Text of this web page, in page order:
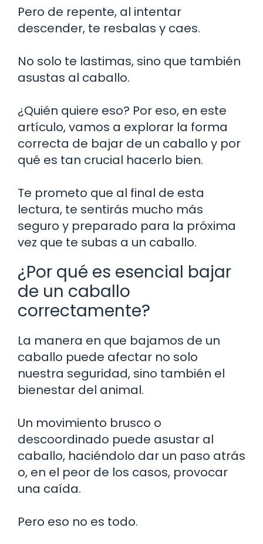
Pero de repente, al intentar
descender, te resbalas y caes.
No solo te lastimas, sino que también
asustas al caballo.
¿Quién quiere eso? Por eso, en este
artículo, vamos a explorar la forma
correcta de bajar de un caballo y por
qué es tan crucial hacerlo bien.
Te prometo que al final de esta
lectura, te sentirás mucho más
seguro y preparado para la próxima
vez que te subas a un caballo.
¿Por qué es esencial bajar
de un caballo
correctamente?
La manera en que bajamos de un
caballo puede afectar no solo
nuestra seguridad, sino también el
bienestar del animal.
Un movimiento brusco o
descoordinado puede asustar al
caballo, haciéndolo dar un paso atrás
o, en el peor de los casos, provocar
una caída.
Pero eso no es todo.